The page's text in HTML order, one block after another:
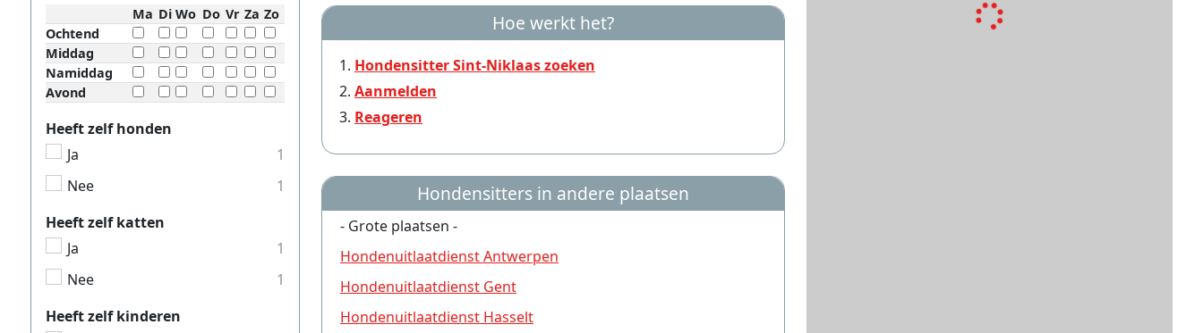
Hoe werkt het?
Hondensitter Sint-Niklaas zoeken
Aanmelden
Reageren
Hondensitters in andere plaatsen
- Grote plaatsen -
Hondenuitlaatdienst Antwerpen
Hondenuitlaatdienst Gent
Hondenuitlaatdienst Hasselt
Ma Di Wo Do Vr Za Zo
Ochtend
Middag
Namiddag
Avond
Heeft zelf honden
Ja
1
Nee
1
Heeft zelf katten
Ja
1
Nee
1
Heeft zelf kinderen